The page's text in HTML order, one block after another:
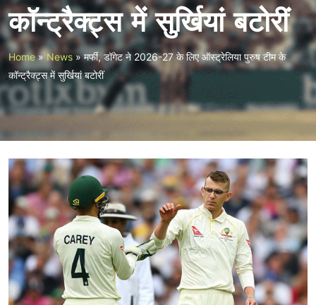
कॉन्ट्रैक्ट्स में सुर्खियां बटोरीं
Home»News»मर्फी, डॉगेट ने 2026-27 के लिए ऑस्ट्रेलिया पुरुष टीम के
कॉन्ट्रैक्ट्स में सुर्खियां बटोरीं